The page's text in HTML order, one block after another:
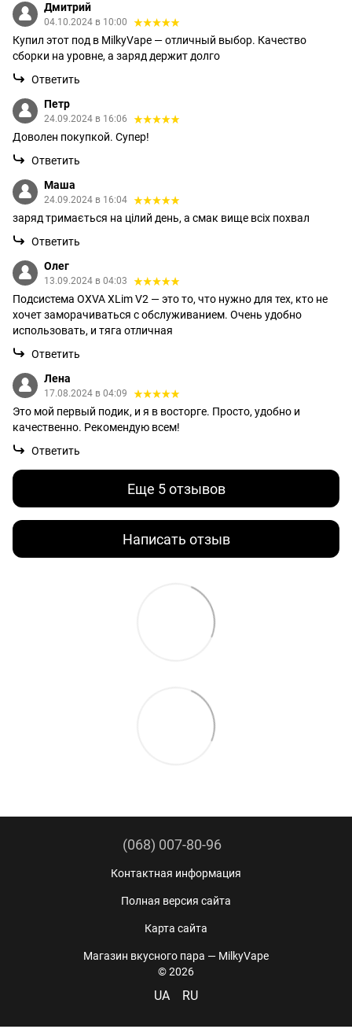
Дмитрий
04.10.2024 в 10:00
Купил этот под в MilkyVape — отличный выбор. Качество
сборки на уровне, а заряд держит долго
Ответить
Петр
24.09.2024 в 16:06
Доволен покупкой. Супер!
Ответить
Маша
24.09.2024 в 16:04
заряд тримається на цілий день, а смак вище всіх похвал
Ответить
Олег
13.09.2024 в 04:03
Подсистема OXVA XLim V2 — это то, что нужно для тех, кто не
хочет заморачиваться с обслуживанием. Очень удобно
использовать, и тяга отличная
Ответить
Лена
17.08.2024 в 04:09
Это мой первый подик, и я в восторге. Просто, удобно и
качественно. Рекомендую всем!
Ответить
Еще 5 отзывов
Написать отзыв
(068) 007-80-96
Контактная информация
Полная версия сайта
Карта сайта
Магазин вкусного пара — MilkyVape
© 2026
UA RU